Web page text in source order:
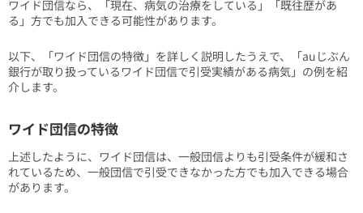
ワイド団信なら、「現在、病気の治療をしている」「既往歴があ
る」方でも加入できる可能性があります。
以下、「ワイド団信の特徴」を詳しく説明したうえで、「auじぶん
銀行が取り扱っているワイド団信で引受実績がある病気」の例を紹
介します。
ワイド団信の特徴
上述したように、ワイド団信は、一般団信よりも引受条件が緩和さ
れているため、一般団信で引受できなかった方でも加入できる場合
があります。